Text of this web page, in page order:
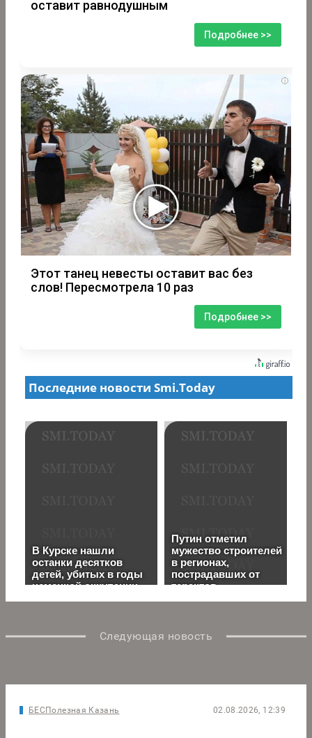
оставит равнодушным
Подробнее >>
i
Этот танец невесты оставит вас без
слов! Пересмотрела 10 раз
Подробнее >>
Следующая новость
БЕСПолезная Казань 02.08.2026, 12:39